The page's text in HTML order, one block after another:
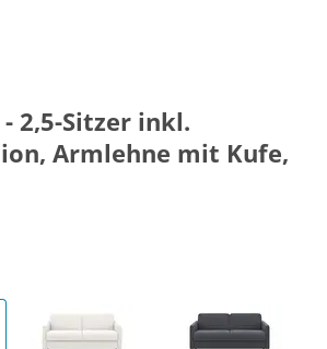
2,5-Sitzer inkl.
Armlehne mit Kufe,